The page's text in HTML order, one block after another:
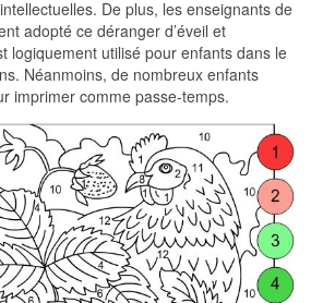
De plus, les enseignants de
adopté ce déranger d’éveil et
logiquement utilisé pour enfants dans le
Néanmoins, de nombreux enfants
imprimer comme passe-temps.